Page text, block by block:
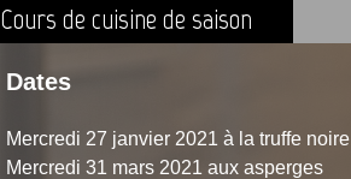
Cours de cuisine de saison
Dates
Mercredi 27 janvier 2021 à la truffe noire
Mercredi 31 mars 2021 aux asperges